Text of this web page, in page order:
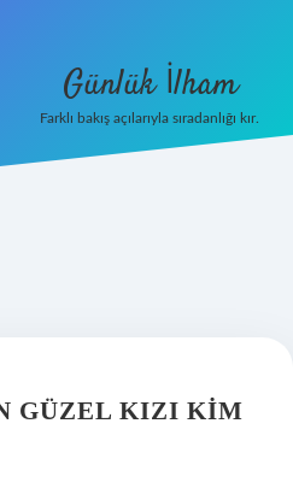
Günlük İlham
Farklı bakış açılarıyla sıradanlığı kır.
GÜZEL KIZI KIM